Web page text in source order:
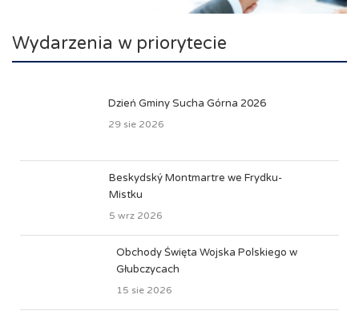
Wydarzenia w priorytecie
Dzień Gminy Sucha Górna 2026
29 sie 2026
Beskydský Montmartre we Frydku-
Mistku
5 wrz 2026
Obchody Święta Wojska Polskiego w
Głubczycach
15 sie 2026